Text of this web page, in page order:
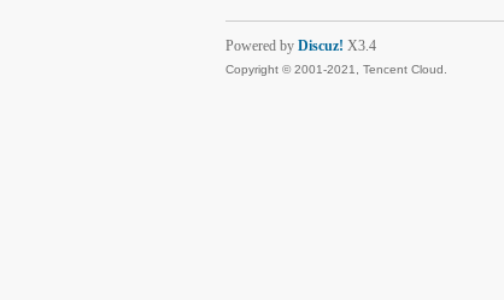
Powered by Discuz! X3.4
Copyright © 2001-2021, Tencent Cloud.